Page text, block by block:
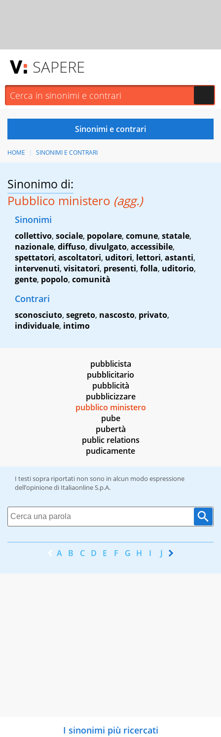
SAPERE
HOME SINONIMI E CONTRARI
Sinonimo di:
Pubblico ministero (agg.)
Sinonimi
collettivo, sociale, popolare, comune, statale,
nazionale, diffuso, divulgato, accessibile,
spettatori, ascoltatori, uditori, lettori, astanti,
intervenuti, visitatori, presenti, folla, uditorio,
gente, popolo, comunità
Contrari
sconosciuto, segreto, nascosto, privato,
individuale, intimo
pubblicista
pubblicitario
pubblicità
pubblicizzare
pubblico ministero
pube
pubertà
public relations
pudicamente
I testi sopra riportati non sono in alcun modo espressione
dell’opinione di Italiaonline S.p.A.
A B C D E F G H I J K
I sinonimi più ricercati